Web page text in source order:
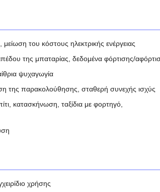
του κόστους ηλεκτρικής ενέργειας
της μπαταρίας, δεδομένα φόρτισης/
ψυχαγωγία
της παρακολούθησης, σταθερή συνεχής ισχύς
κατασκήνωση, ταξίδια με φορτηγό,
χρήσης